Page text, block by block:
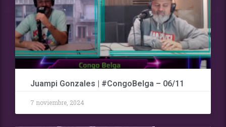
Juampi Gonzales | #CongoBelga – 06/11
7 noviembre, 2024